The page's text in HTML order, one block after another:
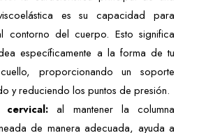
es su capacidad para
contorno del cuerpo. Esto significa
específicamente a la forma de tu
proporcionando un soporte
y reduciendo los puntos de presión.
cervical: al mantener la columna
de manera adecuada, ayuda a